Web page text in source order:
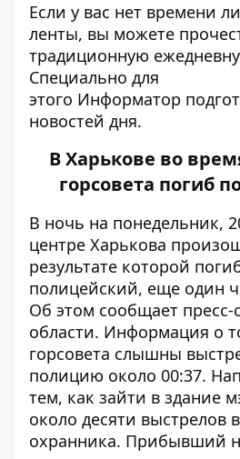
Если у вас нет времени
ленты, вы можете
традиционную
Специально для
этого Информатор
новостей дня.
В Харькове во
горсовета погиб
В ночь на понедельник,
центре Харькова
результате которой
полицейский, еще один
Об этом сообщает
области. Информация о
горсовета слышны
полицию около 00:37.
тем, как зайти в здание
около десяти выстрелов
охранника. Прибывший